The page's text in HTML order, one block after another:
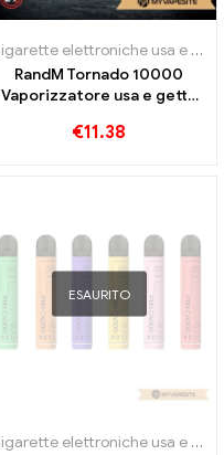
Sigarette elettroniche usa e getta
RandM Tornado 10000
Vaporizzatore usa e getta
€11.38
ESAURITO
Sigarette elettroniche usa e getta